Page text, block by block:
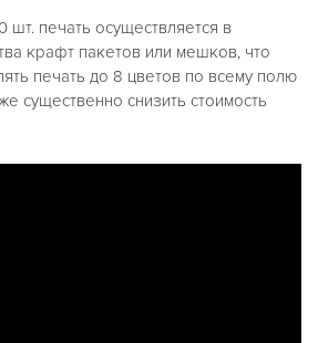
печать осуществляется в
крафт пакетов или мешков, что
печать до 8 цветов по всему полю
существенно снизить стоимость